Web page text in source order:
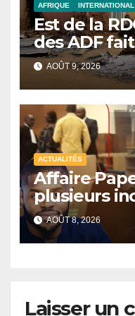
AFRIQUE INTERNATIONAL
Est de la
des ADF
réduit un
AOÛT 9, 2026
ACTUALITÉS
Affaire
plusieurs
après un
AOÛT 8, 2026
Laisser un